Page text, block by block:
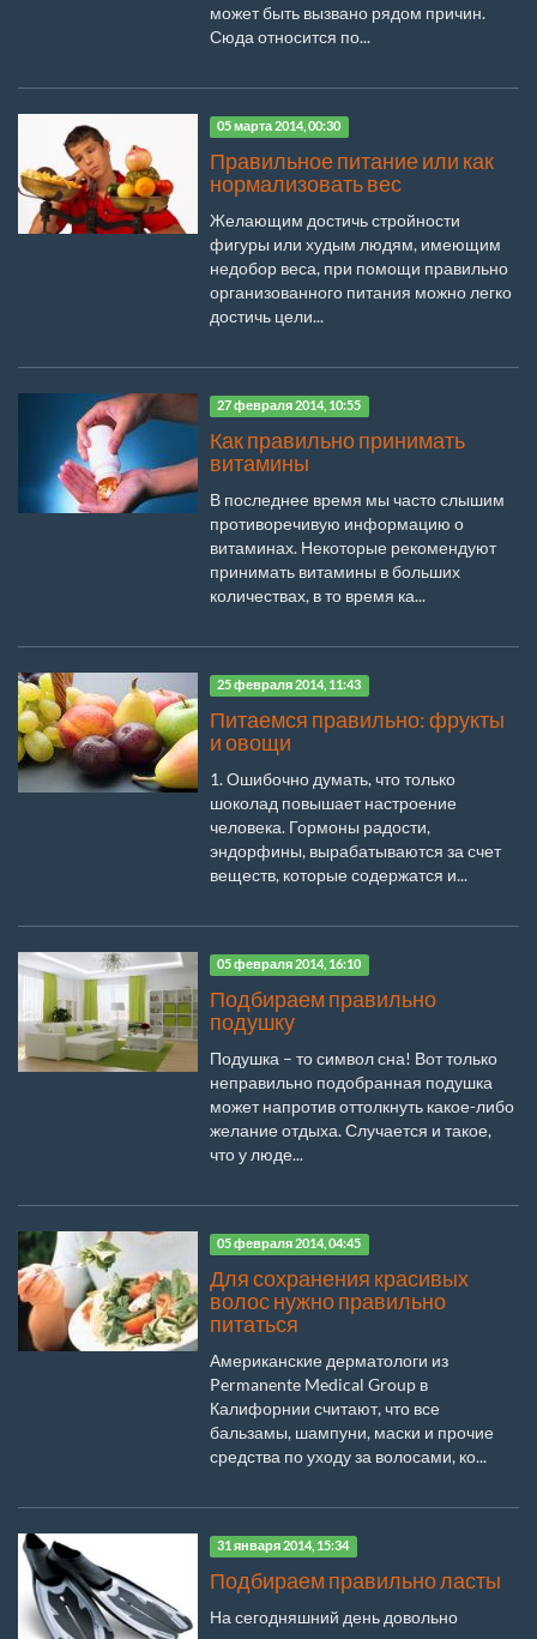
может быть вызвано рядом причин.
Сюда относится по...
05 марта 2014, 00:30
Правильное питание или как
нормализовать вес
Желающим достичь стройности
фигуры или худым людям, имеющим
недобор веса, при помощи правильно
организованного питания можно легко
достичь цели...
27 февраля 2014, 10:55
Как правильно принимать
витамины
В последнее время мы часто слышим
противоречивую информацию о
витаминах. Некоторые рекомендуют
принимать витамины в больших
количествах, в то время ка...
25 февраля 2014, 11:43
Питаемся правильно: фрукты
и овощи
1. Ошибочно думать, что только
шоколад повышает настроение
человека. Гормоны радости,
эндорфины, вырабатываются за счет
веществ, которые содержатся и...
05 февраля 2014, 16:10
Подбираем правильно
подушку
Подушка – то символ сна! Вот только
неправильно подобранная подушка
может напротив оттолкнуть какое-либо
желание отдыха. Случается и такое,
что у люде...
05 февраля 2014, 04:45
Для сохранения красивых
волос нужно правильно
питаться
Американские дерматологи из
Permanente Medical Group в
Калифорнии считают, что все
бальзамы, шампуни, маски и прочие
средства по уходу за волосами, ко...
31 января 2014, 15:34
Подбираем правильно ласты
На сегодняшний день довольно